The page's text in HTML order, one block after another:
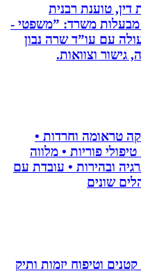
רבנית
משרד: ”משפטי -
עו”ד שרה נבון
וצוואות.
וחרדות •
פוריות • מלווה
• עובדת עם
וטיפוח יזמות ותיק